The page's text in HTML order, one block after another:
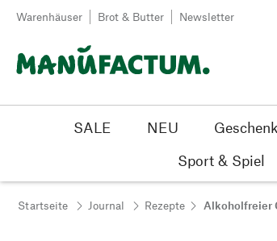
Zum Inhalt springen
Warenhäuser Brot & Butter Newsletter
SALE NEU
Sport & Spiel
Startseite Journal Rezepte Alkoholfreier